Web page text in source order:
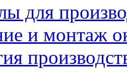
для
и монтаж